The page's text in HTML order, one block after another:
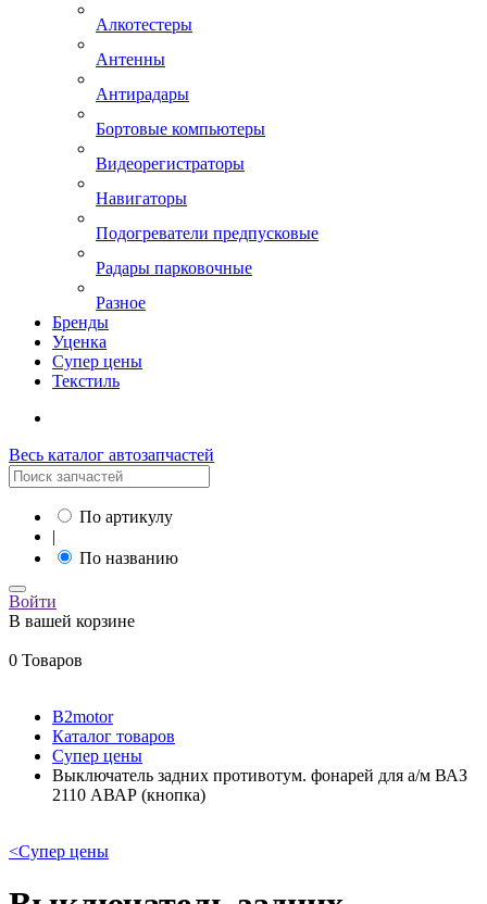
Алкотестеры
Антенны
Антирадары
Бортовые компьютеры
Видеорегистраторы
Навигаторы
Подогреватели предпусковые
Радары парковочные
Разное
Бренды
Уценка
Супер цены
Текстиль
Весь каталог автозапчастей
По артикулу
|
По названию
Войти
В вашей корзине
0 Товаров
B2motor
Каталог товаров
Супер цены
Выключатель задних противотум. фонарей для а/м ВАЗ
2110 АВАР (кнопка)
<Супер цены